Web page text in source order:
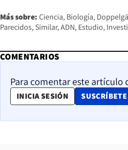
Más sobre: Ciencia Biología
Parecidos Similar ADN Estudio
COMENTARIOS
Para comentar este artículo
INICIA SESIÓN SUSCRÍBETE
OPENS IN